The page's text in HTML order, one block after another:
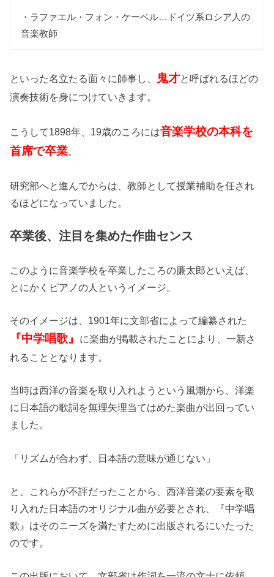
・ラファエル・フォン・ケーベル…ドイツ系ロシア人の
音楽教師
といった名立たる面々に師事し、 鬼才と呼ばれるほどの
演奏技術を身につけていきます。
こうして1898年、19歳のころには音楽学校の本科を
首席で卒業。
研究部へと進んでからは、教師として授業補助を任され
るほどになっていました。
卒業後、注目を集めた作曲センス
このように音楽学校を卒業したころの廉太郎といえば、
とにかくピアノの人というイメージ。
そのイメージは、1901年に文部省によって編纂された
『中学唱歌』
に楽曲が掲載されたことにより、一新さ
れることとなります。
当時は西洋の音楽を取り入れようという風潮から、洋楽
に日本語の歌詞を無理矢理当てはめた楽曲が出回ってい
ました。
「リズムが合わず、日本語の意味が通じない」
と、これらが不評だったことから、西洋音楽の要素を取
り入れた日本語のオリジナル曲が必要とされ、『中学唱
歌』はそのニーズを満たすために出版されるにいたった
のです。